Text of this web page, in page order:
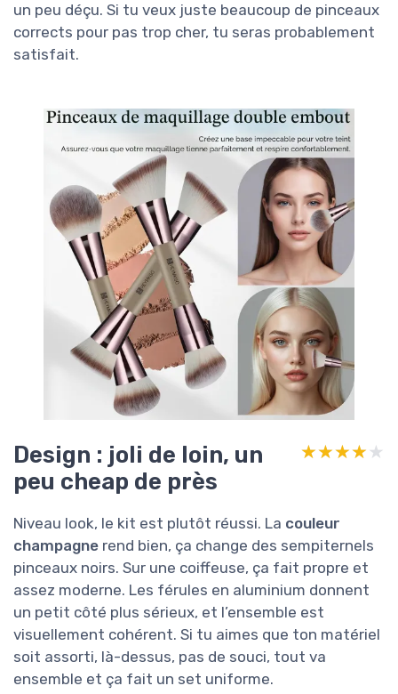
un peu déçu. Si tu veux juste beaucoup de pinceaux
corrects pour pas trop cher, tu seras probablement
satisfait.
Design : joli de loin, un
peu cheap de près
★★★★★
★★★★★
Niveau look, le kit est plutôt réussi. La couleur
champagne rend bien, ça change des sempiternels
pinceaux noirs. Sur une coiffeuse, ça fait propre et
assez moderne. Les férules en aluminium donnent
un petit côté plus sérieux, et l’ensemble est
visuellement cohérent. Si tu aimes que ton matériel
soit assorti, là-dessus, pas de souci, tout va
ensemble et ça fait un set uniforme.